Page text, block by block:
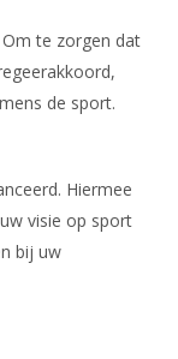
te zorgen dat
de sport.
external)Hiermee
visie op sport
bij uw